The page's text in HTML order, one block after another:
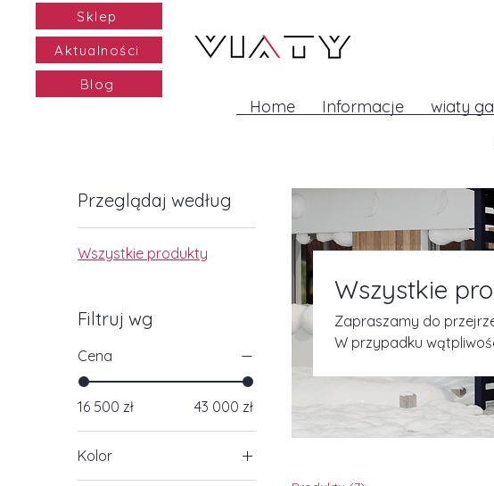
Sklep
Aktualności
Blog
Home Informacje wiaty
Przeglądaj według
Wszystkie produkty
Filtruj wg
Cena
16 500 zł 43 000 zł
Kolor
Wszystkie
Zapraszamy do
W przypadku